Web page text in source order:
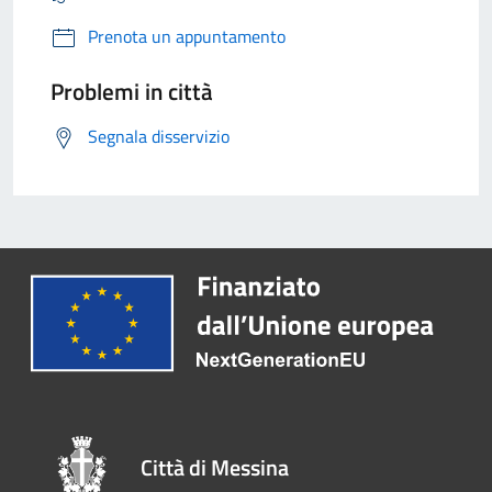
Prenota un appuntamento
Problemi in città
Segnala disservizio
Città di Messina